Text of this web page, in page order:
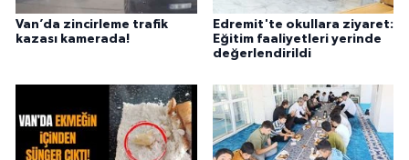
Van’da zincirleme trafik
kazası kamerada!
Edremit'te okullara ziyaret:
Eğitim faaliyetleri yerinde
değerlendirildi